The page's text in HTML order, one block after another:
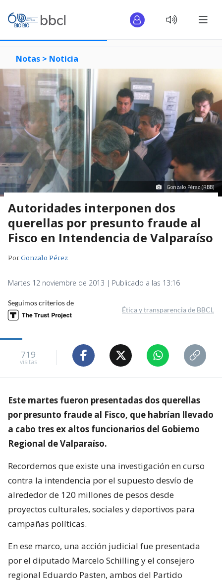
Notas > Noticia
Gonzalo Pérez (RBB)
Autoridades interponen dos
querellas por presunto fraude al
Fisco en Intendencia de Valparaíso
PorGonzalo Pérez
Martes 12 noviembre de 2013 | Publicado a las 13:16
Seguimos criterios de
Ética y transparencia de BBCL
719
visitas
Este martes fueron presentadas dos querellas
por presunto fraude al Fisco, que habrían llevado
a cabo tres ex altos funcionarios del Gobierno
Regional de Valparaíso.
Recordemos que existe una investigación en curso
contra la intendencia por el supuesto desvío de
alrededor de 120 millones de pesos desde
proyectos culturales, sociales y deportivos para
campañas políticas.
En ese marco, una acción judicial fue presentada
por el diputado Marcelo Schilling y el consejero
regional Eduardo Pasten, ambos del Partido